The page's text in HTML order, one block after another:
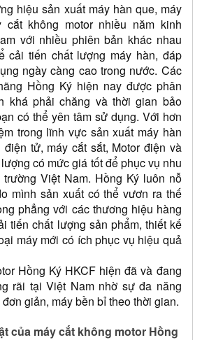
hiệu sản xuất máy hàn que, máy
không motor nhiều năm kinh
với nhiều phiên bản khác nhau
cải tiến chất lượng máy hàn, đáp
ngày càng cao trong nước. Các
Hồng Ký hiện nay được phân
khá phải chăng và thời gian bảo
có thể yên tâm sử dụng. Với hơn
trong lĩnh vực sản xuất máy hàn
tử, máy cắt sắt, Motor điện và
có mức giá tốt để phục vụ nhu
Việt Nam. Hồng Ký luôn nỗ
mình sản xuất có thể vươn ra thế
phẳng với các thương hiệu hàng
tiến chất lượng sản phẩm, thiết kế
máy mới có ích phục vụ hiệu quả
Hồng Ký HKCF hiện đã và đang
rãi tại Việt Nam nhờ sự đa năng
của máy cắt không motor Hồng